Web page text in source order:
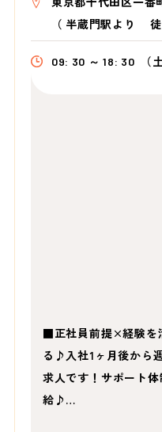
（ 半蔵門駅より
09: 30 ～ 18: 30 （
■正社員前提×経験を
る♪入社1ヶ月後から
求人です！サポート
給♪…